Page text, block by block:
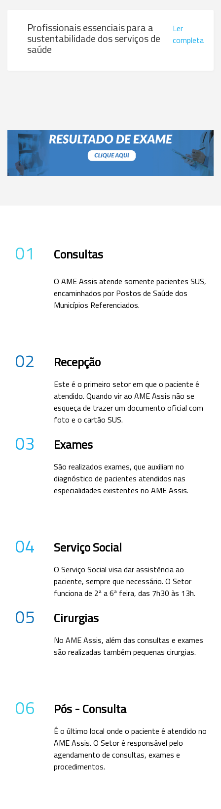
Profissionais essenciais para a
sustentabilidade dos serviços de
saúde
Ler
completa
01 Consultas
O AME Assis atende somente pacientes SUS,
encaminhados por Postos de Saúde dos
Municípios Referenciados.
02 Recepção
Este é o primeiro setor em que o paciente é
atendido. Quando vir ao AME Assis não se
esqueça de trazer um documento oficial com
foto e o cartão SUS.
03 Exames
São realizados exames, que auxiliam no
diagnóstico de pacientes atendidos nas
especialidades existentes no AME Assis.
04 Serviço Social
O Serviço Social visa dar assistência ao
paciente, sempre que necessário. O Setor
funciona de 2ª a 6ª feira, das 7h30 às 13h.
05 Cirurgias
No AME Assis, além das consultas e exames
são realizadas também pequenas cirurgias.
06 Pós - Consulta
É o último local onde o paciente é atendido no
AME Assis. O Setor é responsável pelo
agendamento de consultas, exames e
procedimentos.